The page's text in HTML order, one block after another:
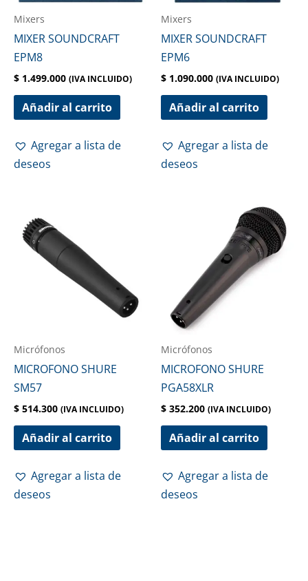
Mixers
MIXER SOUNDCRAFT
EPM8
$ 1.499.000 (IVA INCLUIDO)
Añadir al carrito
Agregar a lista de
deseos
Mixers
MIXER SOUNDCRAFT
EPM6
$ 1.090.000 (IVA INCLUIDO)
Añadir al carrito
Agregar a lista de
deseos
Micrófonos
MICROFONO SHURE
SM57
$ 514.300 (IVA INCLUIDO)
Añadir al carrito
Agregar a lista de
deseos
Micrófonos
MICROFONO SHURE
PGA58XLR
$ 352.200 (IVA INCLUIDO)
Añadir al carrito
Agregar a lista de
deseos